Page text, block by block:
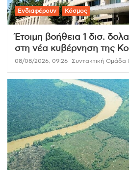
Ενδιαφέρουν Κόσμος
Έτοιμη βοήθεια 1 δισ.
στη νέα κυβέρνηση της
08/08/2026, 09:26 Συντακτική Ομάδα